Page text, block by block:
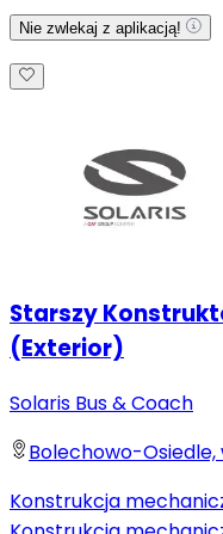
Nie zwlekaj z aplikacją!
Starszy
(Exterior)
Solaris Bus & Coach
Bolechowo-
Konstrukcja